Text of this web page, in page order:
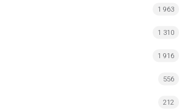
1 963
1 310
1 916
556
212